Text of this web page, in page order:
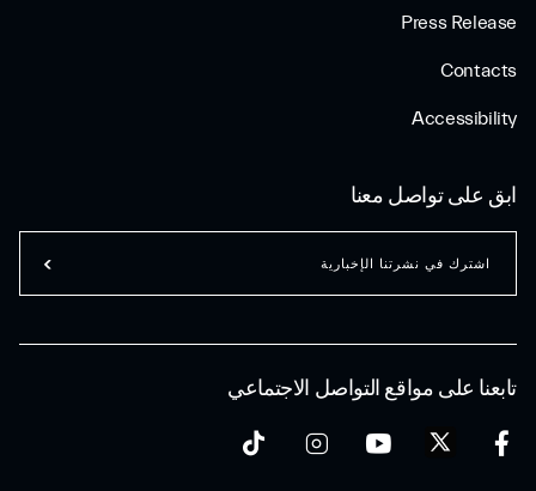
Press Release
Contacts
Accessibility
تابعنا على مواقع التواصل الاجتماعي
ابق على تواصل معنا
اشترك في نشرتنا الإخبارية